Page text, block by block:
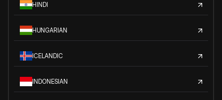
HINDI
HUNGARIAN
ICELANDIC
INDONESIAN